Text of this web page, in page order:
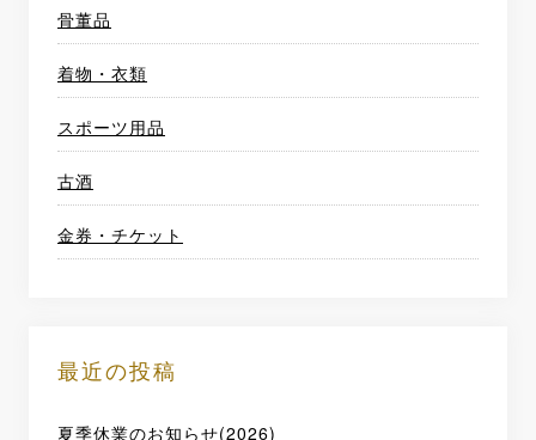
骨董品
着物・衣類
スポーツ用品
古酒
金券・チケット
最近の投稿
夏季休業のお知らせ(2026)